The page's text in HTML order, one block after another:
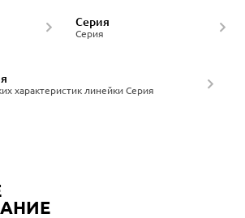
Серия
Серия
характеристик линейки Серия